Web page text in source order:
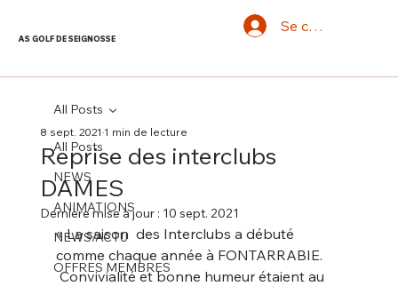
AS GOLF DE SEIGNOSSE
Se connecter
All Posts
NEWS
ANIMATIONS
NEWS/ACTU
OFFRES MEMBRES
All Posts
Reprise des interclubs
DAMES
8 sept. 2021 1 min de lecture
Dernière mise à jour : 10 sept. 2021
« La saison  des Interclubs a débuté
comme chaque année à FONTARRABIE.
Convivialité et bonne humeur étaient au